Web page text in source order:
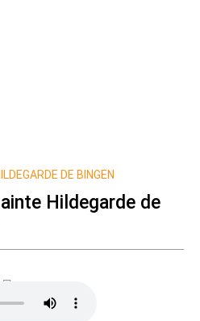
DE BINGEN
Hildegarde de